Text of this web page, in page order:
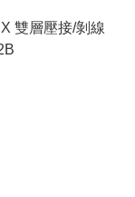
雙層壓接/剝線